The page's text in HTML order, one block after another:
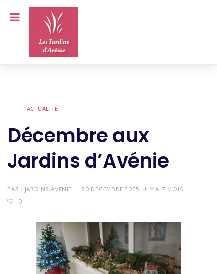
ACTUALITÉ
Décembre aux
Jardins d’Avénie
PAR : JARDINS AVENIE
30 DÉCEMBRE 2025, IL Y A 7 MOIS
0